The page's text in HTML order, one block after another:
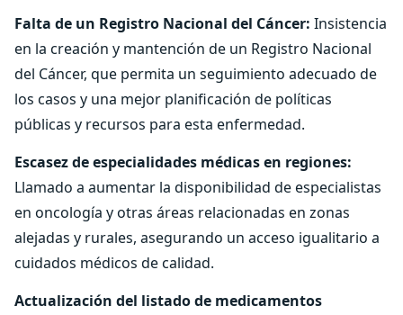
Falta de un Registro Nacional del Cáncer: Insistencia
en la creación y mantención de un Registro Nacional
del Cáncer, que permita un seguimiento adecuado de
los casos y una mejor planificación de políticas
públicas y recursos para esta enfermedad.
Escasez de especialidades médicas en regiones:
Llamado a aumentar la disponibilidad de especialistas
en oncología y otras áreas relacionadas en zonas
alejadas y rurales, asegurando un acceso igualitario a
cuidados médicos de calidad.
Actualización del listado de medicamentos